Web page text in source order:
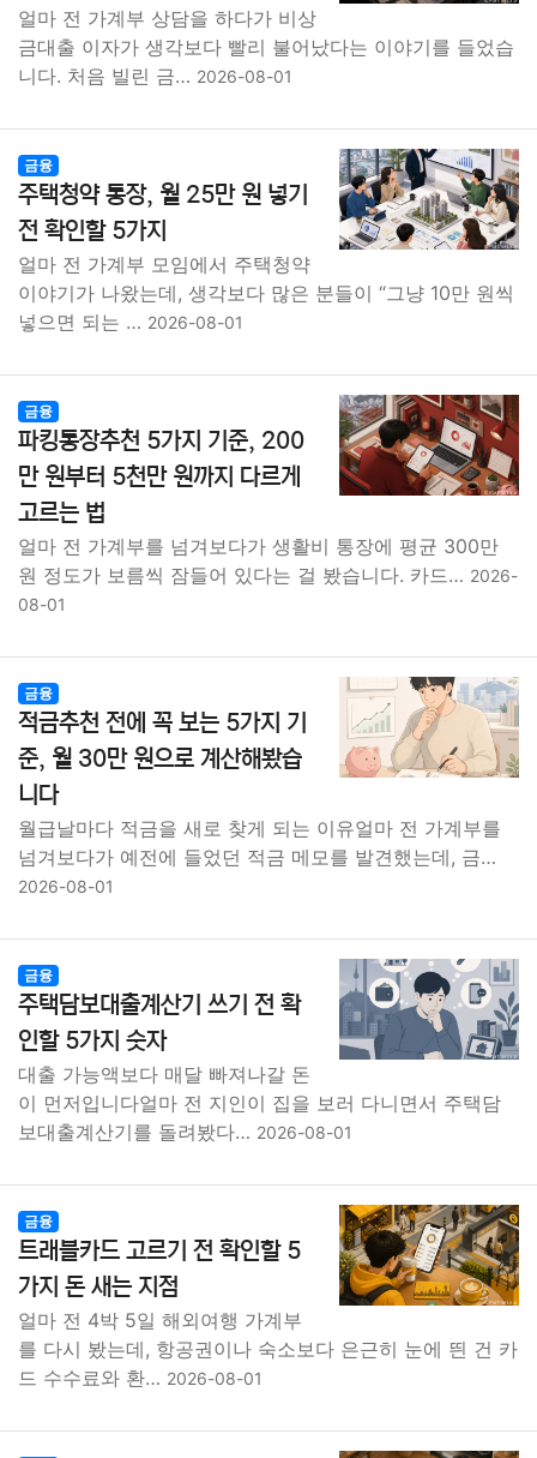
얼마 전 가계부 상담을 하다가 비상
금대출 이자가 생각보다 빨리 불어났다는 이야기를 들었습
니다. 처음 빌린 금… 2026-08-01
금융
주택청약 통장, 월 25만 원 넣기
전 확인할 5가지
얼마 전 가계부 모임에서 주택청약
이야기가 나왔는데, 생각보다 많은 분들이 “그냥 10만 원씩
넣으면 되는 … 2026-08-01
금융
파킹통장추천 5가지 기준, 200
만 원부터 5천만 원까지 다르게
고르는 법
얼마 전 가계부를 넘겨보다가 생활비 통장에 평균 300만
원 정도가 보름씩 잠들어 있다는 걸 봤습니다. 카드… 2026-
08-01
금융
적금추천 전에 꼭 보는 5가지 기
준, 월 30만 원으로 계산해봤습
니다
월급날마다 적금을 새로 찾게 되는 이유얼마 전 가계부를
넘겨보다가 예전에 들었던 적금 메모를 발견했는데, 금…
2026-08-01
금융
주택담보대출계산기 쓰기 전 확
인할 5가지 숫자
대출 가능액보다 매달 빠져나갈 돈
이 먼저입니다얼마 전 지인이 집을 보러 다니면서 주택담
보대출계산기를 돌려봤다… 2026-08-01
금융
트래블카드 고르기 전 확인할 5
가지 돈 새는 지점
얼마 전 4박 5일 해외여행 가계부
를 다시 봤는데, 항공권이나 숙소보다 은근히 눈에 띈 건 카
드 수수료와 환… 2026-08-01